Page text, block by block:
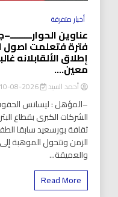
أخبار متفرقة
عناوين
فترة فتعلمت اصول
إطلاق الألقابلانه
معين….
أحمد السيد 2026-08-10
–المؤهل : ليسانس
الشركات الكبرى بقطاع
ثقافة بورسعيد سابقا
الزمن وتتحول الموهبة
والعميقة...
Read More